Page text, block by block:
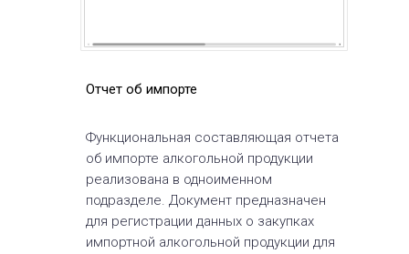
Отчет об импорте
Функциональная составляющая отчета
об импорте алкогольной продукции
реализована в одноименном
подразделе. Документ предназначен
для регистрации данных о закупках
импортной алкогольной продукции для